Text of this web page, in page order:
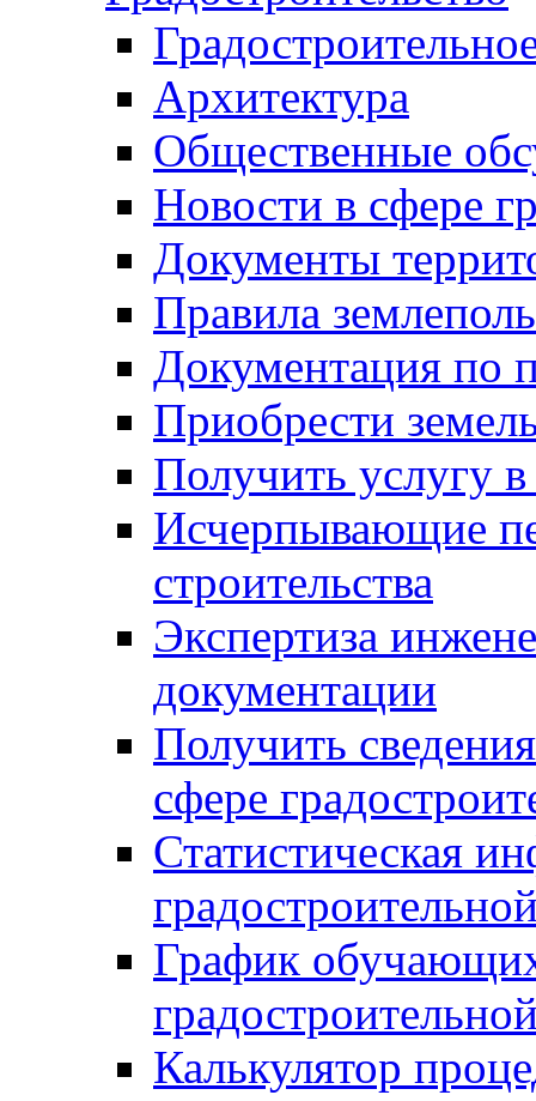
Архитектура
Общественные
Новости в сфере
Документы
Правила
Документация по
Приобрести
Получить услугу в
Исчерпывающие
строительства
Экспертиза
документации
Получить
сфере
Статистическая
График
Калькулятор